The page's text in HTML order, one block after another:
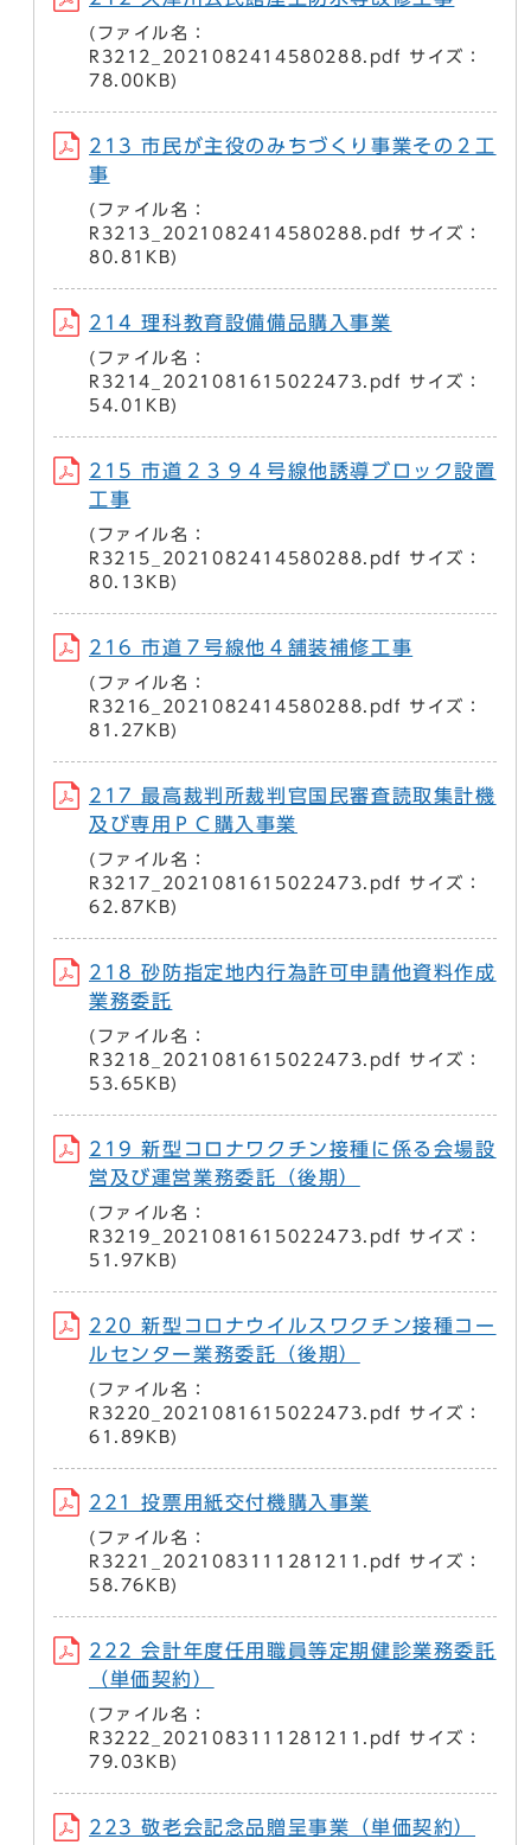
(ファイル名：
R3212_2021082414580288.pdf サイズ：
78.00KB)
213 市民が主役のみちづくり事業その２工
事
(ファイル名：
R3213_2021082414580288.pdf サイズ：
80.81KB)
214 理科教育設備備品購入事業
(ファイル名：
R3214_2021081615022473.pdf サイズ：
54.01KB)
215 市道２３９４号線他誘導ブロック設置
工事
(ファイル名：
R3215_2021082414580288.pdf サイズ：
80.13KB)
216 市道７号線他４舗装補修工事
(ファイル名：
R3216_2021082414580288.pdf サイズ：
81.27KB)
217 最高裁判所裁判官国民審査読取集計機
及び専用ＰＣ購入事業
(ファイル名：
R3217_2021081615022473.pdf サイズ：
62.87KB)
218 砂防指定地内行為許可申請他資料作成
業務委託
(ファイル名：
R3218_2021081615022473.pdf サイズ：
53.65KB)
219 新型コロナワクチン接種に係る会場設
営及び運営業務委託（後期）
(ファイル名：
R3219_2021081615022473.pdf サイズ：
51.97KB)
220 新型コロナウイルスワクチン接種コー
ルセンター業務委託（後期）
(ファイル名：
R3220_2021081615022473.pdf サイズ：
61.89KB)
221 投票用紙交付機購入事業
(ファイル名：
R3221_2021083111281211.pdf サイズ：
58.76KB)
222 会計年度任用職員等定期健診業務委託
（単価契約）
(ファイル名：
R3222_2021083111281211.pdf サイズ：
79.03KB)
223 敬老会記念品贈呈事業（単価契約）